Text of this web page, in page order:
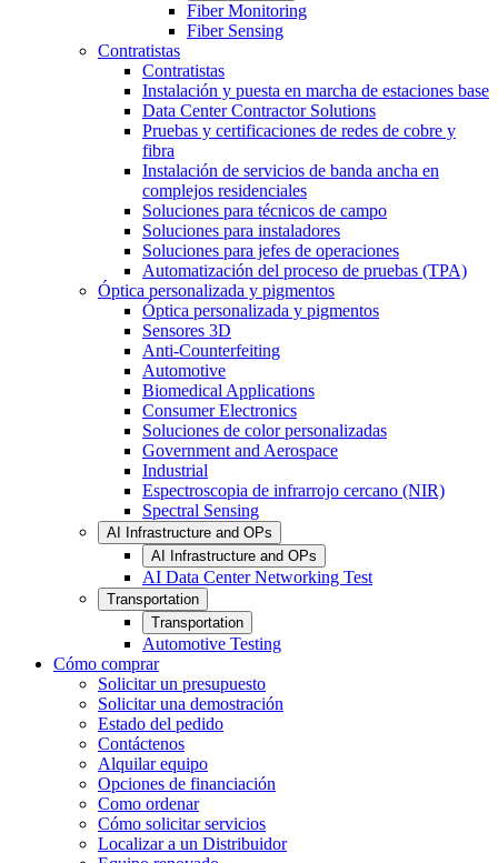
Fiber Monitoring
Fiber Sensing
Contratistas
Contratistas
Instalación y puesta en marcha de estaciones base
Data Center Contractor Solutions
Pruebas y certificaciones de redes de cobre y
fibra
Instalación de servicios de banda ancha en
complejos residenciales
Soluciones para técnicos de campo
Soluciones para instaladores
Soluciones para jefes de operaciones
Automatización del proceso de pruebas (TPA)
Óptica personalizada y pigmentos
Óptica personalizada y pigmentos
Sensores 3D
Anti-Counterfeiting
Automotive
Biomedical Applications
Consumer Electronics
Soluciones de color personalizadas
Government and Aerospace
Industrial
Espectroscopia de infrarrojo cercano (NIR)
Spectral Sensing
AI Infrastructure and OPs
AI Infrastructure and OPs
AI Data Center Networking Test
Transportation
Transportation
Automotive Testing
Cómo comprar
Solicitar un presupuesto
Solicitar una demostración
Estado del pedido
Contáctenos
Alquilar equipo
Opciones de financiación
Como ordenar
Cómo solicitar servicios
Localizar a un Distribuidor